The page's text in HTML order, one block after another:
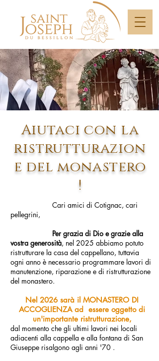
Aiutaci con la
ristrutturazion
e del monastero
!
Cari amici di Cotignac, cari
pellegrini,
Per grazia di Dio e grazie alla
vostra generosità, nel 2025 abbiamo potuto
ristrutturare la casa del cappellano, tuttavia
ogni anno è necessario programmare lavori di
manutenzione, riparazione e di ristrutturazione
del monastero.
Nel 2026 sarà il MONASTERO DI
ACCOGLIENZA ad essere oggetto di
un'importante ristrutturazione,
dal momento che gli ultimi lavori nei locali
adiacenti alla cappella e alla fontana di San
Giuseppe risalgono agli anni '70 .